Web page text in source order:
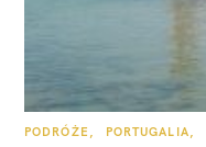
K
PODRÓŻE PORTUGALIA